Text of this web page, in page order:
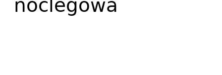
noclegowa